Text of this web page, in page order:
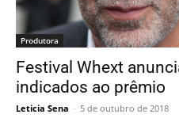
Produtora
Festival Whext
indicados ao prêmio
Leticia Sena - 5 de outubro de 2018